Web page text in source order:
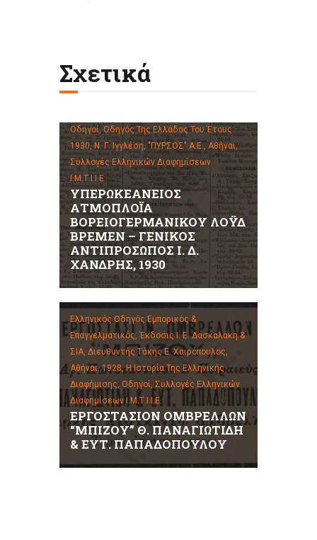
Σχετικά
Οδηγοί, Οδηγός Της Ελλάδος Του Έτους
1930, Ν. Γ. Ιγγλέση, "ΠΥΡΣΟΣ" Α.Ε., Αθήναι,
Συλλογές Ελληνικών Διαφημίσεων
Ι.Μ.Τ.Ι.Ι.Ε.
ΥΠΕΡΩΚΕΑΝΕΙΟΣ
ΑΤΜΟΠΛΟΪΑ
ΒΟΡΕΙΟΓΕΡΜΑΝΙΚΟΥ ΛΟΫΔ
ΒΡΕΜΕΝ – ΓΕΝΙΚΟΣ
ΑΝΤΙΠΡΟΣΩΠΟΣ Ι. Δ.
ΧΑΝΔΡΗΣ, 1930
Ελληνικός Οδηγός Εμπορικός &
Επαγγελματικός, Έκδοσις Ι. Ε. Δασκαλάκη &
ΣΙΑ, Διευθυντής Τάκης Ε. Χαιρόπουλος,
Αθήναι, 1928,Η Ιστορία Της Ελληνικής
Διαφήμισης, Οδηγοί, Συλλογές Ελληνικών
Διαφημίσεων Ι.Μ.Τ.Ι.Ι.Ε.
ΕΡΓΟΣΤΑΣΙΟΝ ΟΜΒΡΕΛΛΩΝ
“ΜΠΙΖΟΥ” Θ. ΠΑΝΑΓΙΩΤΙΔΗ
& ΕΥΤ. ΠΑΠΑΔΟΠΟΥΛΟΥ